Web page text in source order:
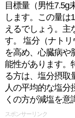
目標量（男性7.5g
します。この量は
えるでしょう。主
す。 塩分（ナト
を高め、心臓病や
能性があります。
る方は、塩分摂取
人の平均的な塩分
くの方が減塩を意
スポンサーリンク